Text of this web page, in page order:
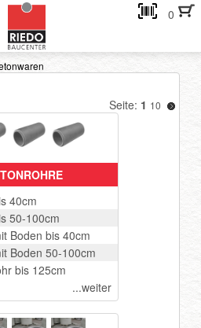
0
Seite: 1 10
40cm
50-100cm
Boden bis 40cm
Boden 50-100cm
bis 125cm
...weiter